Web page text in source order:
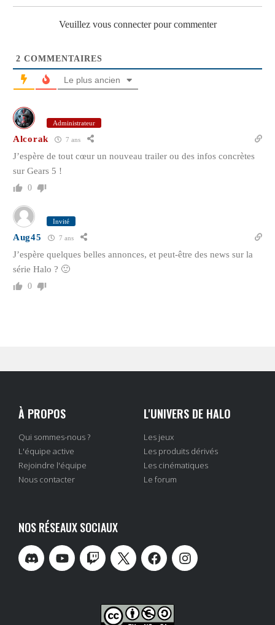
Veuillez vous connecter pour commenter
2 COMMENTAIRES
Le plus ancien
Administrateur
Alcorak 7 ans
J’espère de tout cœur un nouveau trailer ou des infos concrètes
sur Gears 5 !
0
Invité
Aug45 7 ans
J’espère quelques belles annonces, et peut-être des news sur la
série Halo ? 🙂
0
À PROPOS
Qui sommes-nous ?
L'équipe active
Rejoindre l'équipe
Nous contacter
L'UNIVERS DE HALO
Les jeux
Les produits dérivés
Les cinématiques
Le forum
NOS RÉSEAUX SOCIAUX